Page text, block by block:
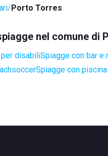
Porto Torres
nel comune di
disabiliSpiagge con bar e
Spiagge con